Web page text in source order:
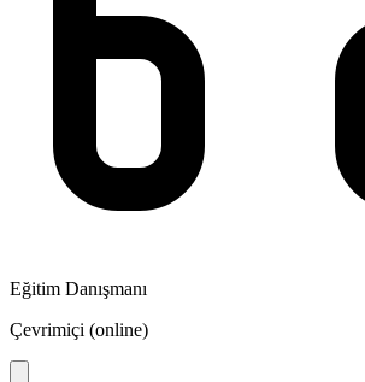
Eğitim Danışmanı
Çevrimiçi (online)